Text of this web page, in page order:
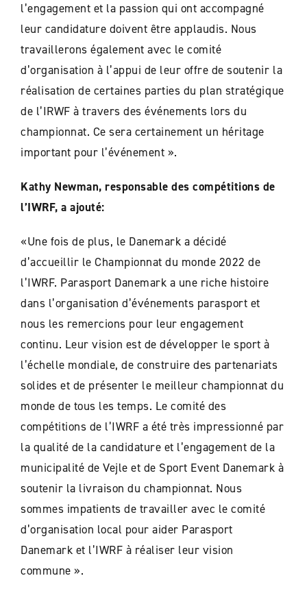
l’engagement et la passion qui ont accompagné
leur candidature doivent être applaudis. Nous
travaillerons également avec le comité
d’organisation à l’appui de leur offre de soutenir la
réalisation de certaines parties du plan stratégique
de l’IRWF à travers des événements lors du
championnat. Ce sera certainement un héritage
important pour l’événement ».
Kathy Newman, responsable des compétitions de
l’IWRF, a ajouté:
«Une fois de plus, le Danemark a décidé
d’accueillir le Championnat du monde 2022 de
l’IWRF. Parasport Danemark a une riche histoire
dans l’organisation d’événements parasport et
nous les remercions pour leur engagement
continu. Leur vision est de développer le sport à
l’échelle mondiale, de construire des partenariats
solides et de présenter le meilleur championnat du
monde de tous les temps. Le comité des
compétitions de l’IWRF a été très impressionné par
la qualité de la candidature et l’engagement de la
municipalité de Vejle et de Sport Event Danemark à
soutenir la livraison du championnat. Nous
sommes impatients de travailler avec le comité
d’organisation local pour aider Parasport
Danemark et l’IWRF à réaliser leur vision
commune ».